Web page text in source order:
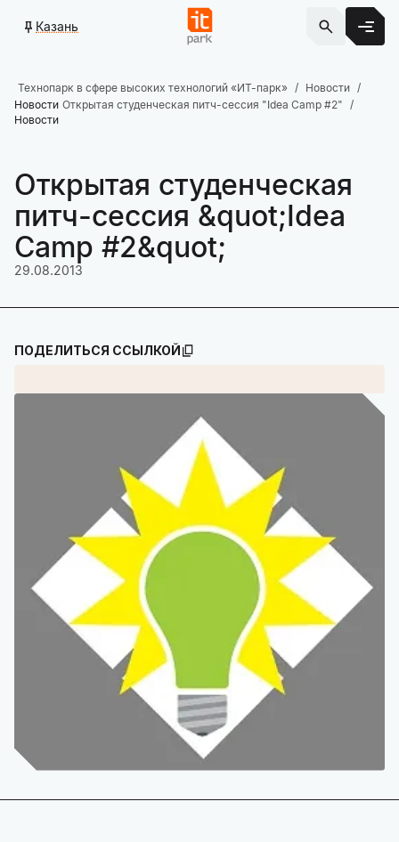
Казань
Технопарк в сфере высоких технологий «ИТ-парк»
Новости
Новости Открытая студенческая питч-сессия "Idea Camp #2"
Новости
Открытая студенческая
питч-сессия &quot;Idea
Camp #2&quot;
29.08.2013
ПОДЕЛИТЬСЯ ССЫЛКОЙ